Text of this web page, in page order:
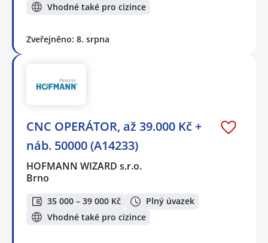
Vhodné také pro cizince
Zveřejněno: 8. srpna
CNC OPERÁTOR, až 39.000 Kč +
náb. 50000 (A14233)
HOFMANN WIZARD s.r.o.
Brno
35 000 – 39 000 Kč
Plný úvazek
Vhodné také pro cizince